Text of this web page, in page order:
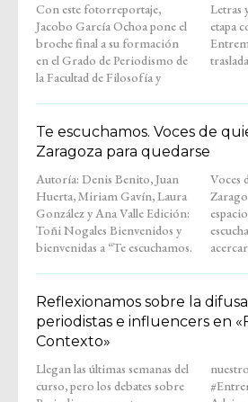
Con este fotorreportaje,
Jacobo García Ochoa pone el
broche final a su formación
en el Grado de Periodismo de
la Facultad de Filosofía y
Letras y cierra también su
etapa como colaborador de
Entremedios. Su trabajo nos
Te escuchamos. Voces de
Zaragoza para quedarse
Autoría: Denis Benito, Juan
Huerta, Miriam Gavín, Laura
González y Ana Valle Edición:
Toñi Nogales Bienvenidos y
bienvenidas a “Te escuchamos.
Voces de quienes llegaron a
Zaragoza para quedarse”. Un
espacio tranquilo, hecho para
escuchar sin prisas y
Reflexionamos sobre la
periodistas e influencers en
Contexto»
Llegan las últimas semanas del
curso, pero los debates sobre
nuestro propio podcast de
#Entremedios. Laura Jiménez,